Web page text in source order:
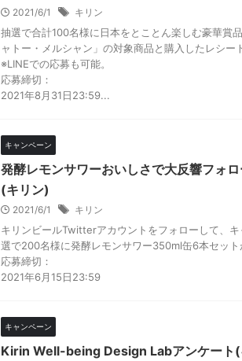
2021/6/1 キリン
抽選で合計100名様に日本をとことん楽しむ豪華賞
ャトー・メルシャン」の対象商品と購入したレシー
※LINEでの応募も可能。
応募締切：
2021年8月31日23:59...
キャンペーン
発酵レモンサワーおいしさで大反響フォ
(キリン)
2021/6/1 キリン
キリンビールTwitterアカウントをフォローして、
選で200名様に発酵レモンサワー350ml缶6本セット
応募締切：
2021年6月15日23:59
キャンペーン
Kirin Well-being Design Labアンケート(